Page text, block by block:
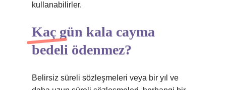
kullanabilirler.
Kaç gün kala cayma
bedeli ödenmez?
Belirsiz süreli sözleşmeleri veya bir yıl ve